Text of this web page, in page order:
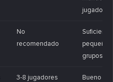
jugador.
No
recomendado
Suficiente
pequeños
grupos
3-8 jugadores
Bueno